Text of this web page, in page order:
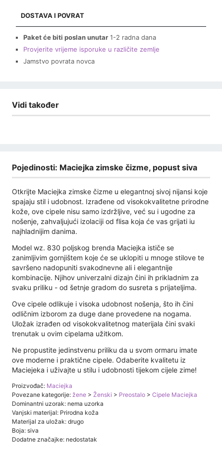
DOSTAVA I POVRAT
Paket će biti poslan unutar 1-2 radna dana
Provjerite vrijeme isporuke u različite zemlje
Jamstvo povrata novca
Vidi također
Pojedinosti: Maciejka zimske čizme, popust siva
Otkrijte Maciejka zimske čizme u elegantnoj sivoj nijansi koje
spajaju stil i udobnost. Izrađene od visokokvalitetne prirodne
kože, ove cipele nisu samo izdržljive, već su i ugodne za
nošenje, zahvaljujući izolaciji od flisa koja će vas grijati iu
najhladnijim danima.
Model wz. 830 poljskog brenda Maciejka ističe se
zanimljivim gornjištem koje će se uklopiti u mnoge stilove te
savršeno nadopuniti svakodnevne ali i elegantnije
kombinacije. Njihov univerzalni dizajn čini ih prikladnim za
svaku priliku - od šetnje gradom do susreta s prijateljima.
Ove cipele odlikuje i visoka udobnost nošenja, što ih čini
odličnim izborom za duge dane provedene na nogama.
Uložak izrađen od visokokvalitetnog materijala čini svaki
trenutak u ovim cipelama užitkom.
Ne propustite jedinstvenu priliku da u svom ormaru imate
ove moderne i praktične cipele. Odaberite kvalitetu iz
Maciejeka i uživajte u stilu i udobnosti tijekom cijele zime!
Proizvođač: Maciejka
Povezane kategorije: žene > Ženski > Preostalo > Cipele Maciejka
Dominantni uzorak: nema uzorka
Vanjski materijal: Prirodna koža
Materijal za uložak: drugo
Boja: siva
Dodatne značajke: nedostatak